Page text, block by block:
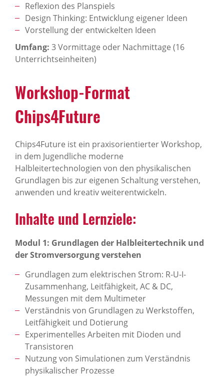
Reflexion des Planspiels
Design Thinking: Entwicklung eigener Ideen
Vorstellung der entwickelten Ideen
Umfang: 3 Vormittage oder Nachmittage (16
Unterrichtseinheiten)
Work­shop-Format
Chips4Future
Chips4Future ist ein praxisorientierter Workshop,
in dem Jugendliche moderne
Halbleitertechnologien von den physikalischen
Grundlagen bis zur eigenen Schaltung verstehen,
anwenden und kreativ weiterentwickeln.
Inhalte und Lern­ziele:
Modul 1: Grundlagen der Halbleitertechnik und
der Stromversorgung verstehen
Grundlagen zum elektrischen Strom: R-U-I-
Zusammenhang, Leitfähigkeit, AC & DC,
Messungen mit dem Multimeter
Verständnis von Grundlagen zu Werkstoffen,
Leitfähigkeit und Dotierung
Experimentelles Arbeiten mit Dioden und
Transistoren
Nutzung von Simulationen zum Verständnis
physikalischer Prozesse